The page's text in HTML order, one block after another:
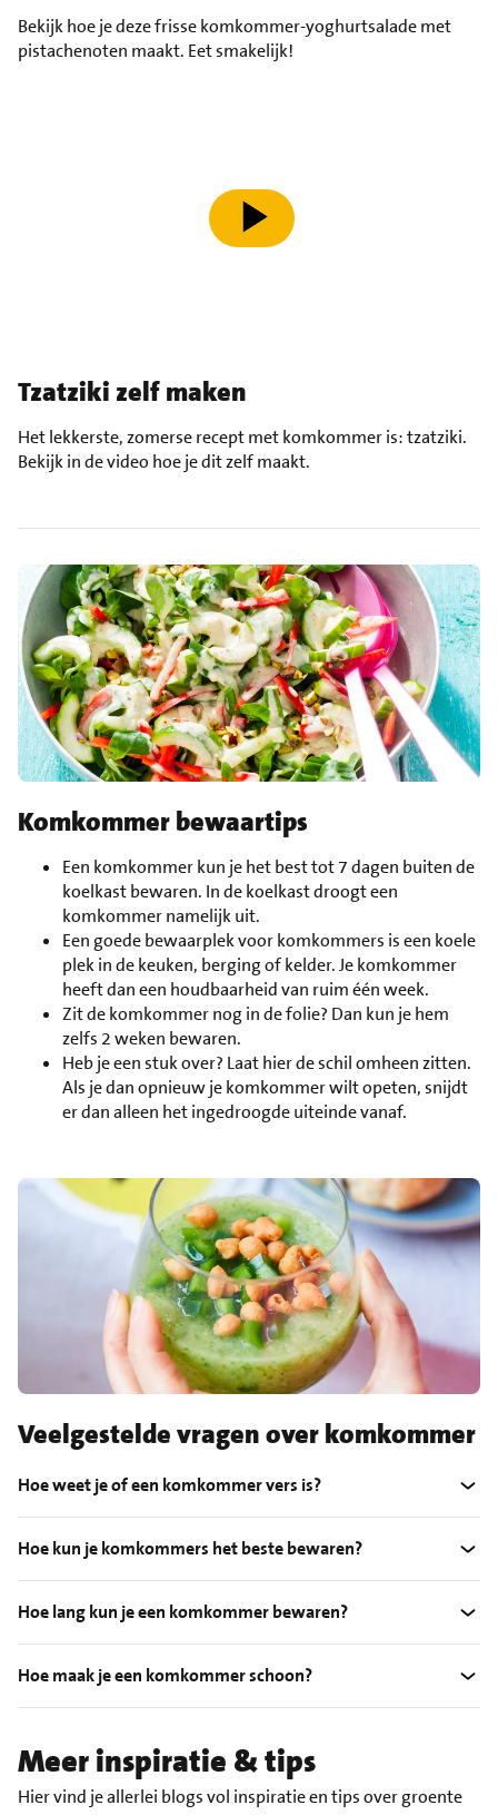
Bekijk hoe je deze frisse komkommer-yoghurtsalade met
pistachenoten maakt. Eet smakelijk!
speel video af
Tzatziki zelf maken
Het lekkerste, zomerse recept met komkommer is: tzatziki.
Bekijk in de video hoe je dit zelf maakt.
Komkommer bewaartips
Een komkommer kun je het best tot 7 dagen buiten de
koelkast bewaren. In de koelkast droogt een
komkommer namelijk uit.
Een goede bewaarplek voor komkommers is een koele
plek in de keuken, berging of kelder. Je komkommer
heeft dan een houdbaarheid van ruim één week.
Zit de komkommer nog in de folie? Dan kun je hem
zelfs 2 weken bewaren.
Heb je een stuk over? Laat hier de schil omheen zitten.
Als je dan opnieuw je komkommer wilt opeten, snijdt
er dan alleen het ingedroogde uiteinde vanaf.
Veelgestelde vragen over komkommer
Hoe weet je of een komkommer vers is?
Hoe kun je komkommers het beste bewaren?
Hoe lang kun je een komkommer bewaren?
Hoe maak je een komkommer schoon?
Meer inspiratie & tips
Hier vind je allerlei blogs vol inspiratie en tips over groente